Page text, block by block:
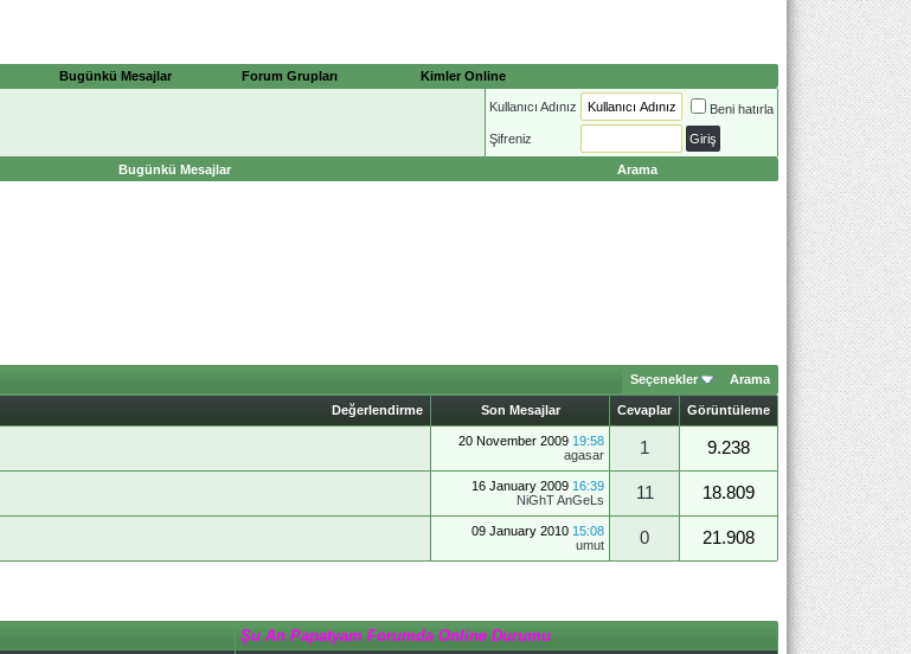
Bugünkü Mesajlar Forum Grupları Kimler Online
Kullanıcı Adınız Beni hatırla
Şifreniz
Bugünkü Mesajlar Arama
Seçenekler Arama
Değerlendirme Son Mesajlar Cevaplar Görüntüleme
20 November 2009 19:58
agasar
1
9.238
16 January 2009 16:39
NiGhT AnGeLs
11
18.809
09 January 2010 15:08
umut
0 21.908
Şu An Papatyam Forumda Online Durumu